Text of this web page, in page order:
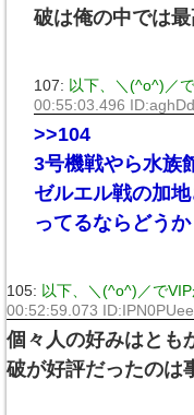
破は俺の中では
107: 以下、＼(^o^)／
00:55:03.496
>>104
3号機戦やら水族
ゼルエル戦の加
ってるならどう
105: 以下、＼(^o^)／で
00:52:59.073
個々人の好みはとも
破が好評だったのは